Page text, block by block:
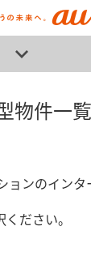
物件一
ョンのイン
ださい。